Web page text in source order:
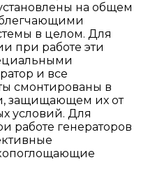
на общем
в целом. Для
при работе эти
и все
смонтированы в
защищающем их от
условий. Для
работе генераторов